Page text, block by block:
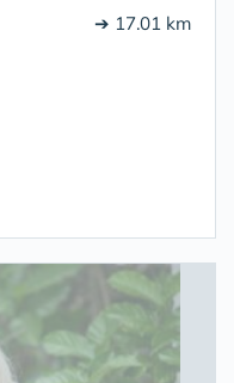
➔ 17.01 km